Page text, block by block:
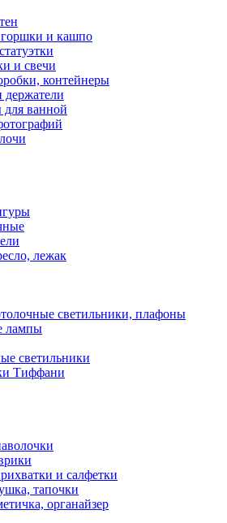
и кашпо
и свечи
контейнеры
для ванной
лежак
светильники, плафоны
лампы
светильники
Тиффани
и салфетки
тапочки
органайзер